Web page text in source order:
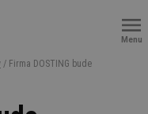
Menu
/ Firma DOSTING bude